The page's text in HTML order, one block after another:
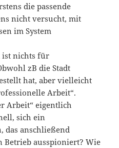
die passende
nicht versucht, mit
im System
ist nichts für
zB die Stadt
hat, aber vielleicht
Arbeit“.
Arbeit“ eigentlich
sich ein
das anschließend
Betrieb ausspioniert? Wie